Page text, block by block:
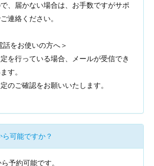
、届かない場合は、お手数ですがサポ
連絡ください。
話をお使いの方へ＞
を行っている場合、メールが受信でき
す。
のご確認をお願いいたします。
可能ですか？
予約可能です。